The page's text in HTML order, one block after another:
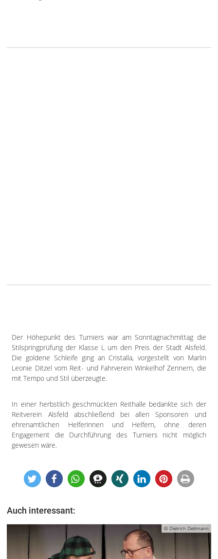
Der Höhepunkt des Turniers war am Sonntagnachmittag die
Stilspringprüfung der Klasse L um den Preis der Stadt Alsfeld.
Die goldene Schleife ging an Cristalla, vorgestellt von Marlin
Leonie Ditzel vom Reit- und Fahrverein Winkelhof Zennern, die
mit Tempo und Stil überzeugte.
In einer herbstlich geschmückten Reithalle bedankte sich der
Reitverein Alsfeld abschließend bei allen Sponsoren und
ehrenamtlichen Helferinnen und Helfern, ohne deren
Engagement die Durchführung des Turniers nicht möglich
gewesen wäre.
Auch interessant:
© Dietrich Dettmann